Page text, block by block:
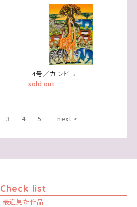
F4号／カンビリ
sold out
3 4 5 next >
Check list
最近見た作品